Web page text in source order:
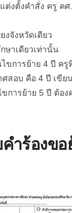
งตั้งคำสั่ง​ ครู คศ
งจังหวัดเดียว
ษาเดียวเท่านั้น
ขการย้าย 4 ปี ค
สอบ คือ 4 ปี เขีย
การย้าย 5 ปี ต้อ
าร้องขอ